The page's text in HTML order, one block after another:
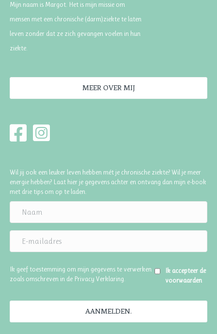
Mijn naam is Margot. Het is mijn missie om
mensen met een chronische (darm)ziekte te laten
leven zonder dat ze zich gevangen voelen in hun
ziekte.
MEER OVER MIJ
Wil jij ook een leuker leven hebben mét je chronische ziekte? Wil je meer
energie hebben? Laat hier je gegevens achter en ontvang dan mijn e-book
met drie tips om op te laden.
Ik geef toestemming om mijn gegevens te verwerken
zoals omschreven in de Privacy Verklaring.
Ik accepteer de
voorwaarden
AANMELDEN.